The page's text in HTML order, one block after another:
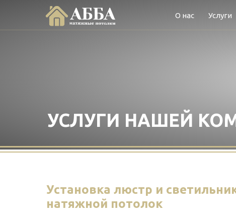
О нас Услуги
УСЛУГИ НАШЕЙ
Установка люстр и
натяжной потолок